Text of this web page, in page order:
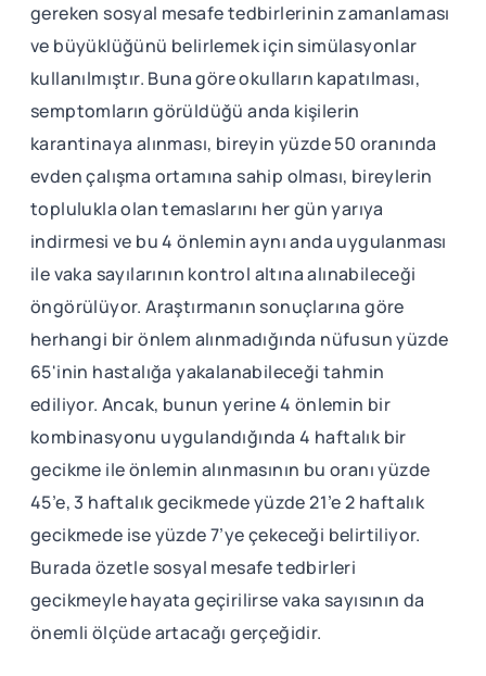
gereken sosyal mesafe tedbirlerinin zamanlaması
ve büyüklüğünü belirlemek için simülasyonlar
kullanılmıştır. Buna göre okulların kapatılması,
semptomların görüldüğü anda kişilerin
karantinaya alınması, bireyin yüzde 50 oranında
evden çalışma ortamına sahip olması, bireylerin
toplulukla olan temaslarını her gün yarıya
indirmesi ve bu 4 önlemin aynı anda uygulanması
ile vaka sayılarının kontrol altına alınabileceği
öngörülüyor. Araştırmanın sonuçlarına göre
herhangi bir önlem alınmadığında nüfusun yüzde
65'inin hastalığa yakalanabileceği tahmin
ediliyor. Ancak, bunun yerine 4 önlemin bir
kombinasyonu uygulandığında 4 haftalık bir
gecikme ile önlemin alınmasının bu oranı yüzde
45’e, 3 haftalık gecikmede yüzde 21’e 2 haftalık
gecikmede ise yüzde 7’ye çekeceği belirtiliyor.
Burada özetle sosyal mesafe tedbirleri
gecikmeyle hayata geçirilirse vaka sayısının da
önemli ölçüde artacağı gerçeğidir.